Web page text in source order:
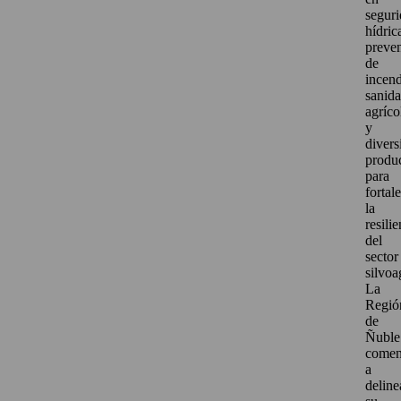
de
y
para
la
del
sector
La
de
Ñuble
a